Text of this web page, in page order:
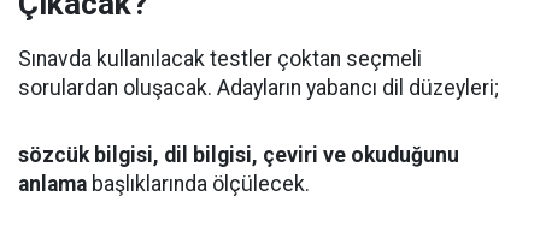
Sınavda kullanılacak testler çoktan seçmeli
sorulardan oluşacak. Adayların yabancı dil düzeyleri;
sözcük bilgisi, dil bilgisi, çeviri ve okuduğunu
anlama başlıklarında ölçülecek.